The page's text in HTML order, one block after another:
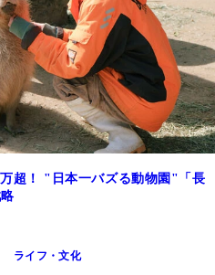
超！ "日本一バズる動物園"「長
ライフ・文化